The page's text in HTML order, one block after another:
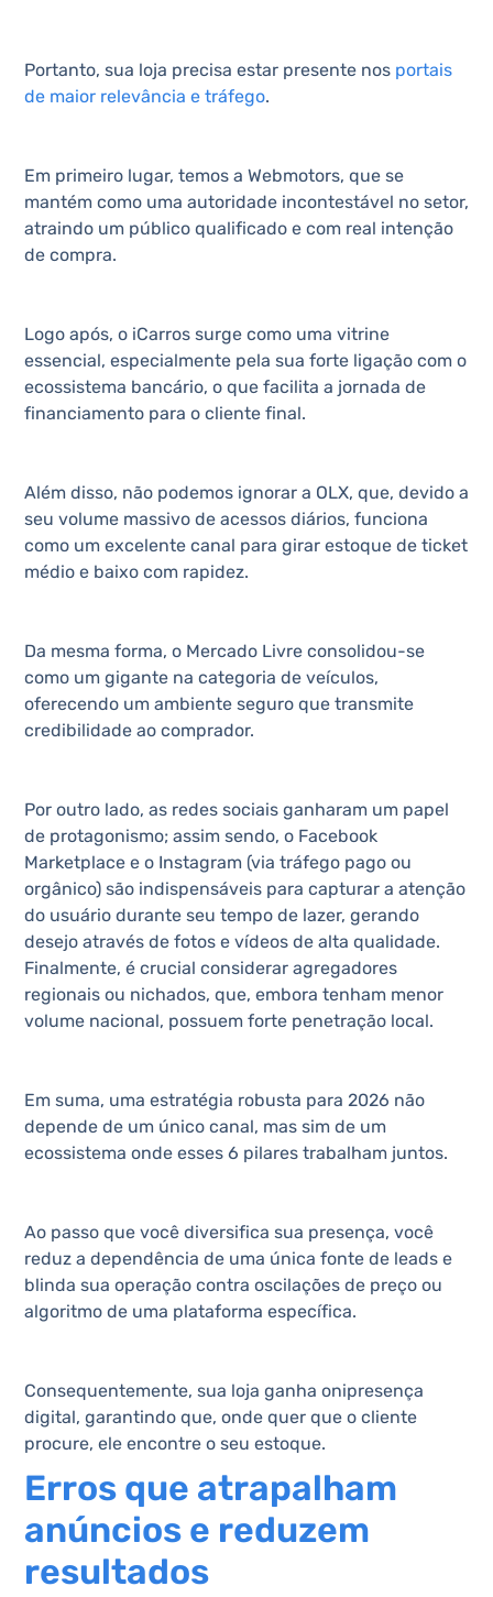
Portanto, sua loja precisa estar presente nos portais
de maior relevância e tráfego.
Em primeiro lugar, temos a Webmotors, que se
mantém como uma autoridade incontestável no setor,
atraindo um público qualificado e com real intenção
de compra.
Logo após, o iCarros surge como uma vitrine
essencial, especialmente pela sua forte ligação com o
ecossistema bancário, o que facilita a jornada de
financiamento para o cliente final.
Além disso, não podemos ignorar a OLX, que, devido a
seu volume massivo de acessos diários, funciona
como um excelente canal para girar estoque de ticket
médio e baixo com rapidez.
Da mesma forma, o Mercado Livre consolidou-se
como um gigante na categoria de veículos,
oferecendo um ambiente seguro que transmite
credibilidade ao comprador.
Por outro lado, as redes sociais ganharam um papel
de protagonismo; assim sendo, o Facebook
Marketplace e o Instagram (via tráfego pago ou
orgânico) são indispensáveis para capturar a atenção
do usuário durante seu tempo de lazer, gerando
desejo através de fotos e vídeos de alta qualidade.
Finalmente, é crucial considerar agregadores
regionais ou nichados, que, embora tenham menor
volume nacional, possuem forte penetração local.
Em suma, uma estratégia robusta para 2026 não
depende de um único canal, mas sim de um
ecossistema onde esses 6 pilares trabalham juntos.
Ao passo que você diversifica sua presença, você
reduz a dependência de uma única fonte de leads e
blinda sua operação contra oscilações de preço ou
algoritmo de uma plataforma específica.
Consequentemente, sua loja ganha onipresença
digital, garantindo que, onde quer que o cliente
procure, ele encontre o seu estoque.
Erros que atrapalham
anúncios e reduzem
resultados